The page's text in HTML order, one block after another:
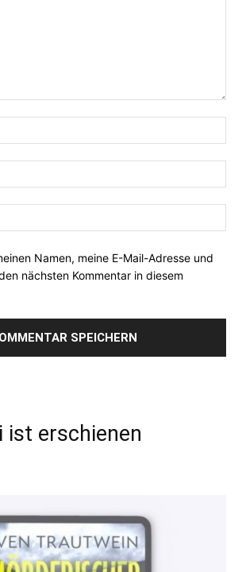
Namen, meine E-Mail-Adresse und
nächsten Kommentar in diesem
ist erschienen